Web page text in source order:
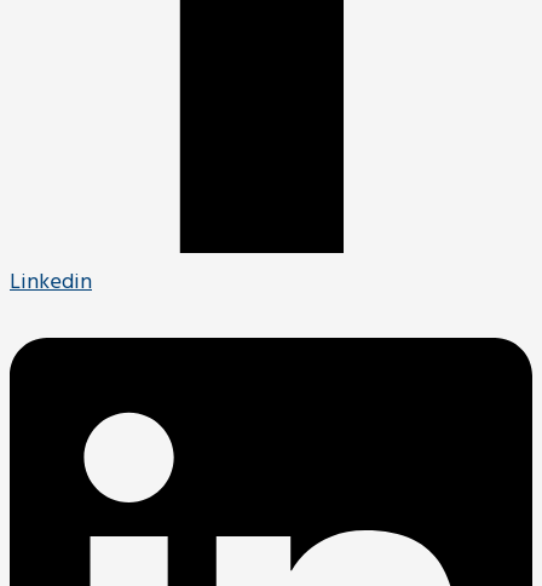
Linkedin